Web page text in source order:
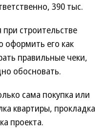
390 тыс.
строительстве
оформить его как
правильные чеки,
обосновать.
сама покупка или
квартиры, прокладка
проекта.